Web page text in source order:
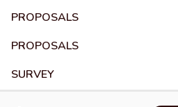
PROPOSALS
PROPOSALS
SURVEY